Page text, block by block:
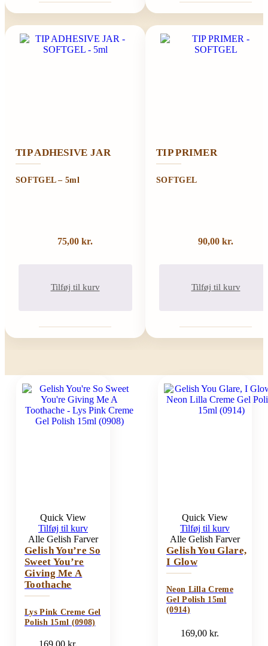
TIP ADHESIVE JAR
SOFTGEL – 5ml
75,00 kr.
Tilføj til kurv
TIP PRIMER
SOFTGEL
90,00 kr.
Tilføj til kurv
Quick View
Tilføj til kurv
Alle Gelish Farver
Gelish You’re So
Sweet You’re
Giving Me A
Toothache
Lys Pink Creme Gel
Polish 15ml (0908)
169,00kr.
Quick View
Tilføj til kurv
Alle Gelish Farver
Gelish You Glare,
I Glow
Neon Lilla Creme
Gel Polish 15ml
(0914)
169,00kr.